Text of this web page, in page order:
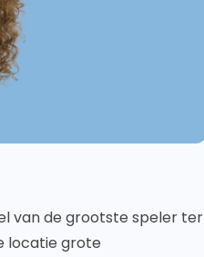
van de grootste speler ter
locatie grote